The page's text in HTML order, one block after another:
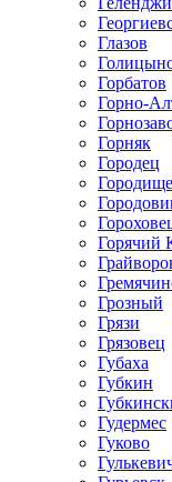
Глазов
Горбатов
Горно-
Горняк
Городец
Городище
Горячий
Грозный
Грязи
Грязовец
Губаха
Губкин
Гудермес
Гуково